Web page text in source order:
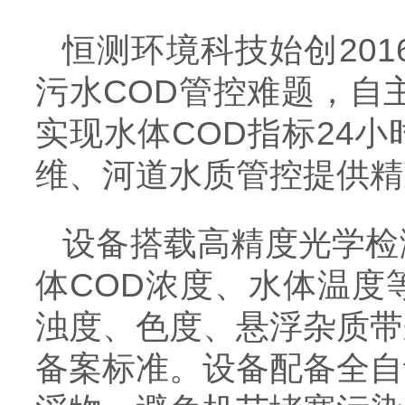
恒测环境科技始创
污水COD管控难题，自
实现水体COD指标24小
维、河道水质管控提供
设备搭载高精度光学
体COD浓度、水体温度
浊度、色度、悬浮杂质
备案标准。设备配备全